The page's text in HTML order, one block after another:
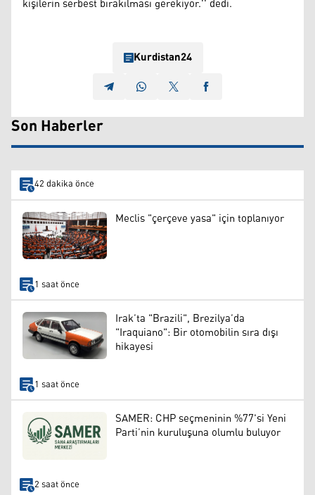
Kurdistan24
Son Haberler
42 dakika önce
Meclis "çerçeve yasa" için toplanıyor
1 saat önce
Irak’ta "Brazili", Brezilya’da
"Iraquiano": Bir otomobilin sıra dışı
hikayesi
1 saat önce
SAMER: CHP seçmeninin %77'si Yeni
Parti’nin kuruluşuna olumlu buluyor
2 saat önce